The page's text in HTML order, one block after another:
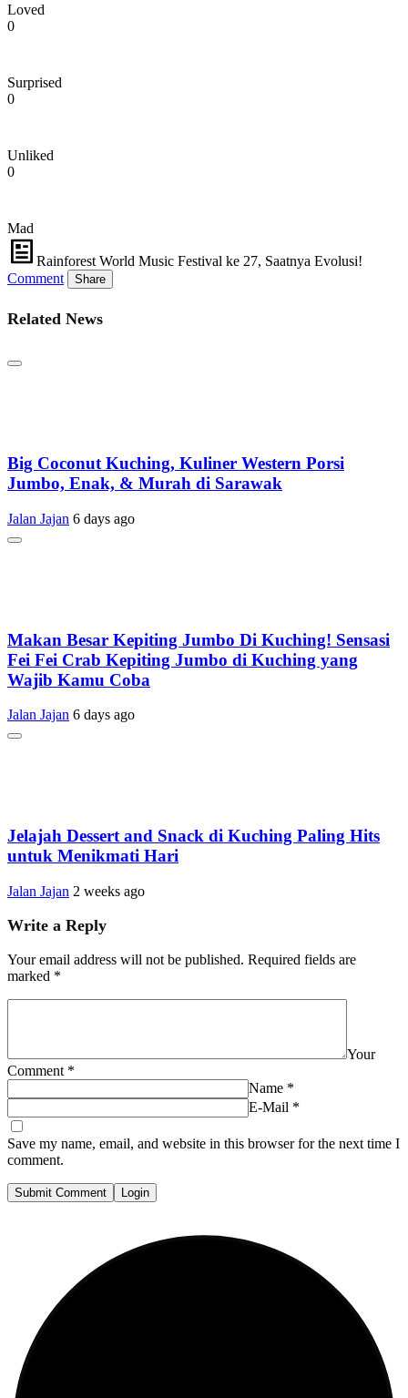
Loved
0
Surprised
0
Unliked
0
Mad
Rainforest World Music Festival ke 27, Saatnya Evolusi!
Comment
Share
Related News
Big Coconut Kuching, Kuliner Western Porsi
Jumbo, Enak, & Murah di Sarawak
Jalan Jajan 6 days ago
Makan Besar Kepiting Jumbo Di Kuching! Sensasi
Fei Fei Crab Kepiting Jumbo di Kuching yang
Wajib Kamu Coba
Jalan Jajan 6 days ago
Jelajah Dessert and Snack di Kuching Paling Hits
untuk Menikmati Hari
Jalan Jajan 2 weeks ago
Write a Reply
Your email address will not be published. Required fields are
marked *
Your
Comment *
Name *
E-Mail *
Save my name, email, and website in this browser for the next time I
comment.
Submit Comment Login